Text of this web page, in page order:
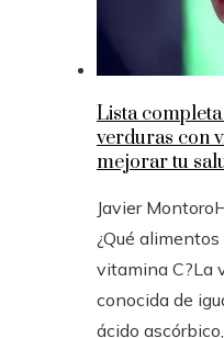
Lista
verduras con
mejorar tu
Javier Montoro
¿Qué
vitamina C?La
conocida de
ácido